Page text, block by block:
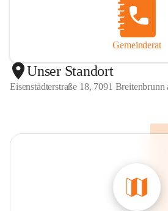
Gemeinderat
Unser Standort
Eisenstädterstraße 18, 7091